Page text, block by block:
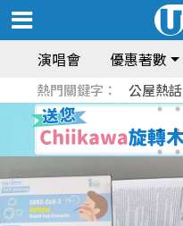
演唱會 優惠著數
熱門關鍵字： 公屋熱話